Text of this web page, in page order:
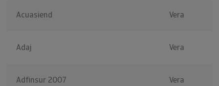
Acuasiend Vera
Adaj Vera
Adfinsur 2007 Vera